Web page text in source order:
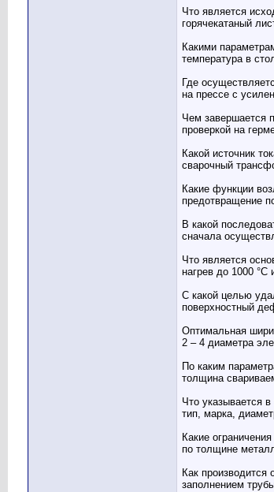
Что является
горячекатаный
Какими
температура в
Где
на прессе с
Чем завершается
проверкой на
Какой источник
сварочный
Какие функции
предотвращение
В какой
сначала
Что является
нагрев до 1000
С какой целью
поверхностный
Оптимальная
2 – 4 диаметра
По каким
толщина
Что указывается
тип, марка,
Какие
по толщине
Как производится
заполнением